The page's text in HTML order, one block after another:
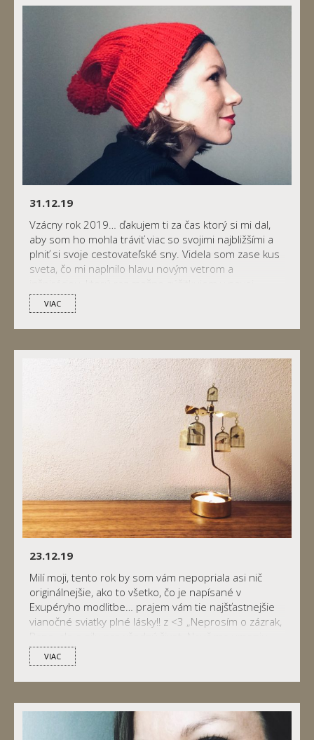
31.12.19
Vzácny rok 2019… ďakujem ti za čas ktorý si mi dal,
aby som ho mohla tráviť viac so svojimi najbližšími a
plniť si svoje cestovateľské sny. Videla som zase kus
sveta, čo mi naplnilo hlavu novým vetrom a
tvorbe… Ďakujem ti za krásne koncerty, ktorých bolo
na toto […]
VIAC
23.12.19
Milí moji, tento rok by som vám nepopriala asi nič
originálnejšie, ako to všetko, čo je napísané v
Exupéryho modlitbe… prajem vám tie najšťastnejšie
vianočné sviatky plné lásky!! z <3 „Neprosím o zázrak,
malých krokov. Sprav ma vynaliezavým
a vynachádzavým, sprav ma sebaistým v správny čas.
Obdar ma jemnocitom, […]
VIAC